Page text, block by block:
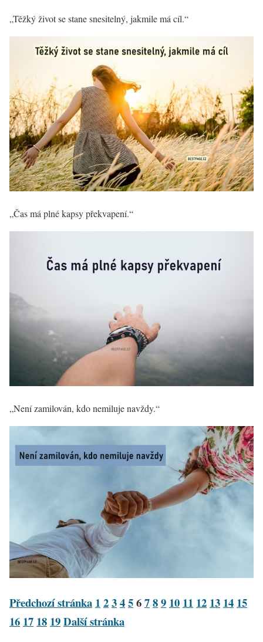
„Těžký život se stane snesitelný, jakmile má cíl.“
„Čas má plné kapsy překvapení.“
„Není zamilován, kdo nemiluje navždy.“
Předchozí stránka 123456789 10 11 12 13 14 15
16 17 18 19Další stránka